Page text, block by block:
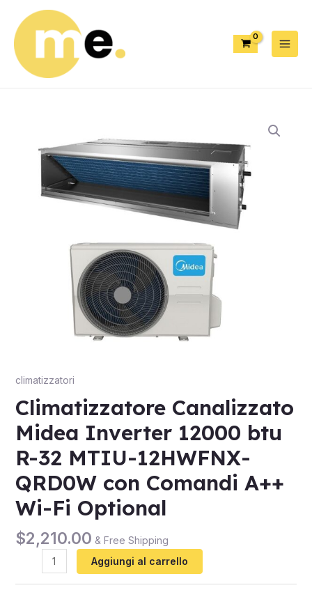
climatizzatori
Climatizzatore Canalizzato
Midea Inverter 12000 btu
R-32 MTIU-12HWFNX-
QRD0W con Comandi A++
Wi-Fi Optional
$2,210.00 & Free Shipping
Aggiungi al carrello